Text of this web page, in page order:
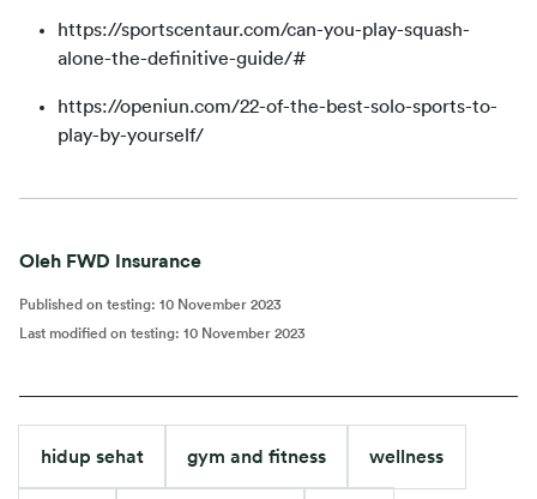
https://sportscentaur.com/can-you-play-squash-
alone-the-definitive-guide/#
https://openiun.com/22-of-the-best-solo-sports-to-
play-by-yourself/
Oleh FWD Insurance
Published on testing: 10 November 2023
Last modified on testing: 10 November 2023
hidup sehat gym and fitness wellness